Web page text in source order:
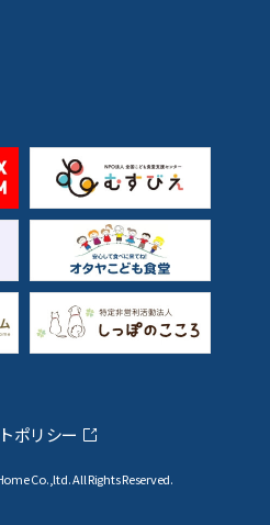
Co.,ltd. All Rights Reserved.
ポリシー